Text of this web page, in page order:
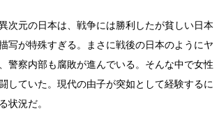
次元の日本は、戦争には勝利したが貧しい日本
写が特殊すぎる。まさに戦後の日本のようにヤ
警察内部も腐敗が進んでいる。そんな中で女性
していた。現代の由子が突如として経験するに
状況だ。